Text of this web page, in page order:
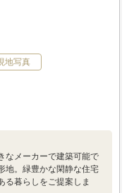
地写真
なメーカーで建築可能で
地。緑豊かな閑静な住宅
る暮らしをご提案しま